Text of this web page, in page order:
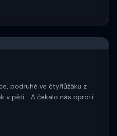
podruhé ve čtyřlůžáku z
v pěti... A čekalo nás oproti